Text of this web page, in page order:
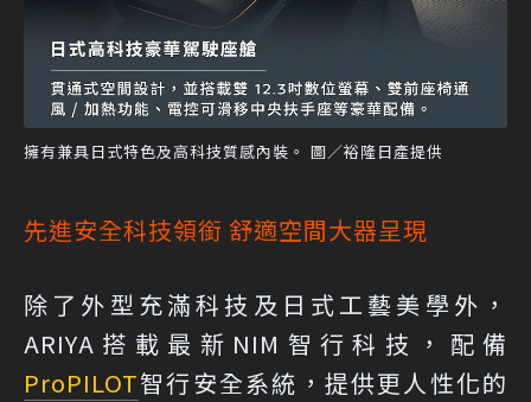
擁有兼具日式特色及高科技質感內裝。 圖／裕隆日產提供
先進安全科技領銜 舒適空間大器呈現
除了外型充滿科技及日式工藝美學外，
ARIYA搭載最新NIM智行科技，配備
ProPILOT智行安全系統，提供更人性化的